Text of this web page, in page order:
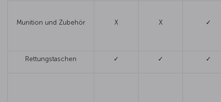
Munition und Zubehör X X ✓
Rettungstaschen ✓ ✓ ✓